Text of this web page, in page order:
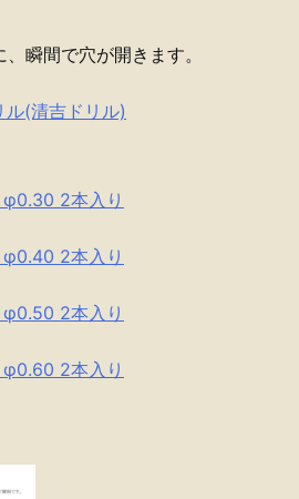
瞬間で穴が開きます。
(清吉ドリル)
2本入り
2本入り
2本入り
2本入り